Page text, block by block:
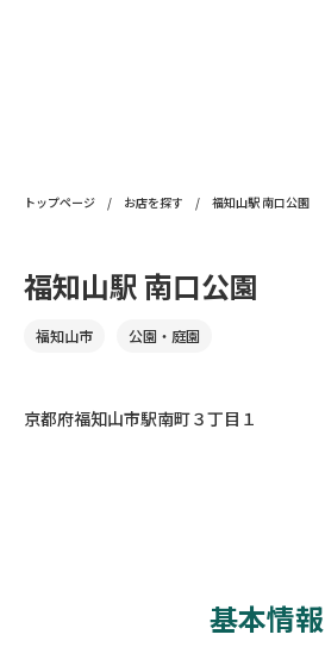
トップページ / お店を探す / 福知山駅 南口公園
福知山駅 南口公園
福知山市 公園・庭園
京都府福知山市駅南町３丁目１
基本情報